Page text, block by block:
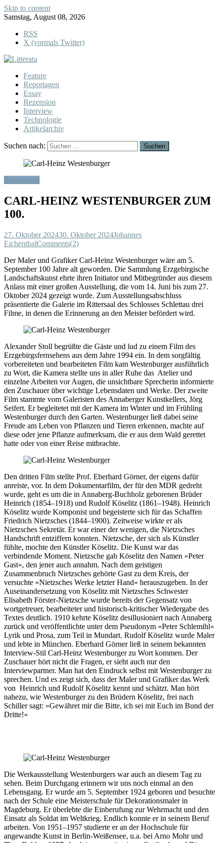
Skip to content
Samstag, August 08, 2026
RSS
X (vormals Twitter)
Feature
Reportagen
Essay
Rezension
Interview
Technologie
Artikelarchiv
Suchen nach:
Reportagen
CARL-HEINZ WESTENBURGER ZUM
100.
27. Oktober 202430. Oktober 2024Johannes
EichenthalComments(2)
Der Maler und Grafiker Carl-Heinz Westenburger wäre am 5.
September 100 Jahre alt geworden. Die Sammlung Erzgebirgische
Landschaftskunst ehrte ihren Initiator und Mitbegründer aus diesem
Anlass mit einer großen Ausstellung, die vom 14. Juni bis zum 27.
Oktober 2024 gezeigt wurde. Zum Ausstellungsabschluss
präsentierte die Galerie im Rittersaal des Schlosses Schlettau drei
Filme, in denen die Erinnerung an den Meister befördert wird.
Alexander Stoll begrüßte die Gäste und lud zu einem Film des
Erzgebirgsfernsehens aus dem Jahre 1994 ein. In dem sorgfältig
vorbereiteten und bearbeiteten Film kam Westenburger ausführlich
zu Wort, die Kamera stellte uns in aller Ruhe das Atelier und
einzelne Arbeiten vor Augen, die unsichtbare Sprecherin informierte
den Zuschauer über wichtige Lebensdaten und Werke. Der zweite
Film stammte vom Galeristen des Annaberger Kunstkellers, Jörg
Seifert. Er begleitetet mit der Kamera im Winter und im Frühling
Westenburger durch den Garten. Westenburger ließ dabei seine
Freude am Leben von Pflanzen und Tieren erkennen, machte auf
diese oder jene Pflanze aufmerksam, die er aus dem Wald gerettet
hatte oder von einer Reise mitbrachte.
Den dritten Film stellte Prof. Eberhard Görner, der eigens dafür
anreiste, vor. In dem Dokumentarfilm, der für den MDR gedreht
wurde, geht es um die in Annaberg-Buchholz geborenen Brüder
Heinrich (1854–1918) und Rudolf Köselitz (1861–1948). Heinrich
Köselitz wurde Komponist und begeisterte sich für das Schaffen
Friedrich Nietzsches (1844–1900). Zeitweise wirkte er als
Nietzsches Sekretär. Er war einer der wenigen, die Nietzsches
Handschrift entziffern konnten. Nietzsche, der sich als Künstler
fühlte, mochte den Künstler Köselitz. Die Kunst war das
verbindende Moment. Nietzsche gab Köselitz den Namen »Peter
Gast«, den jener auch annahm. Nach dem geistigen
Zusammenbruch Nietzsches gehörte Gast zu dem Kreis, der
versuchte »Nietzsches Werke letzter Hand« herauszugeben. In der
Auseinandersetzung von Köselitz mit Nietzsches Schwester
Elisabeth Förster-Nietzsche wurde bereits der Gegensatz von
wortgetreuer, bearbeiteter und historisch-kritischer Wiedergabe des
Textes deutlich. 1910 kehrte Köselitz desillusioniert nach Annaberg
zurück und veröffentlichte unter dem Pseudonym »Peter Schlemihl«
Lyrik und Prosa, zum Teil in Mundart. Rudolf Köselitz wurde Maler
und lebte in München. Eberhard Görner ließ in seinem bekannten
Interview-Stil Carl-Heinz Westenburger zu Wort kommen. Der
Zuschauer hört nicht die Fragen, er sieht auch nur den
Interviewpartner. Man hat den Eindruck selbst mit Westenburger zu
sprechen. Und es zeigt sich, dass der Maler und Grafiker das Werk
von Heinrich und Rudolf Köselitz kennt und schätzt. Man hört
nahezu, wie Westenburger zu den Brüdern Köselitz, frei nach
Schiller sagt: »Gewähret mir die Bitte, ich sei mit Euch im Bund der
Dritte!«
Die Werkausstellung Westenburgers war auch an diesem Tag zu
sehen. Beim Durchgang erinnern wir uns noch einmal an den
Lebensgang. Er wurde am 5. September 1924 geboren und besuchte
nach der Schule eine Meisterschule für Dekorationsmaler in
Magdeburg. Er überlebte die Einberufung zur Wehrmacht und den
Einsatz als Soldat im Weltkrieg. Endlich konnte er in seinem Beruf
arbeiten. Von 1951–1957 studierte er an der Hochschule für
angewandte Kunst in Berlin-Weißensee, u.a. bei Arno Mohr und